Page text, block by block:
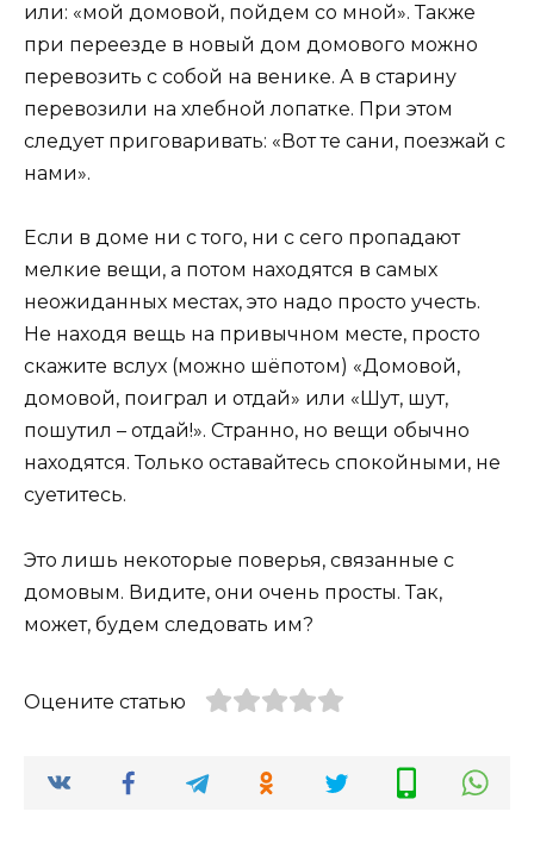
или: «мой домовой, пойдем со мной». Также
при переезде в новый дом домового можно
перевозить с собой на венике. А в старину
перевозили на хлебной лопатке. При этом
следует приговаривать: «Вот те сани, поезжай с
нами».
Если в доме ни с того, ни с сего пропадают
мелкие вещи, а потом находятся в самых
неожиданных местах, это надо просто учесть.
Не находя вещь на привычном месте, просто
скажите вслух (можно шёпотом) «Домовой,
домовой, поиграл и отдай» или «Шут, шут,
пошутил – отдай!». Странно, но вещи обычно
находятся. Только оставайтесь спокойными, не
суетитесь.
Это лишь некоторые поверья, связанные с
домовым. Видите, они очень просты. Так,
может, будем следовать им?
Оцените статью